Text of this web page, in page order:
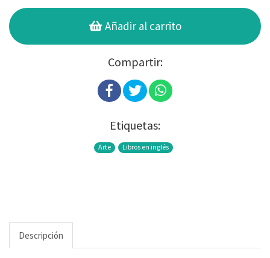
Añadir al carrito
Compartir:
Etiquetas:
Arte Libros en inglés
Descripción